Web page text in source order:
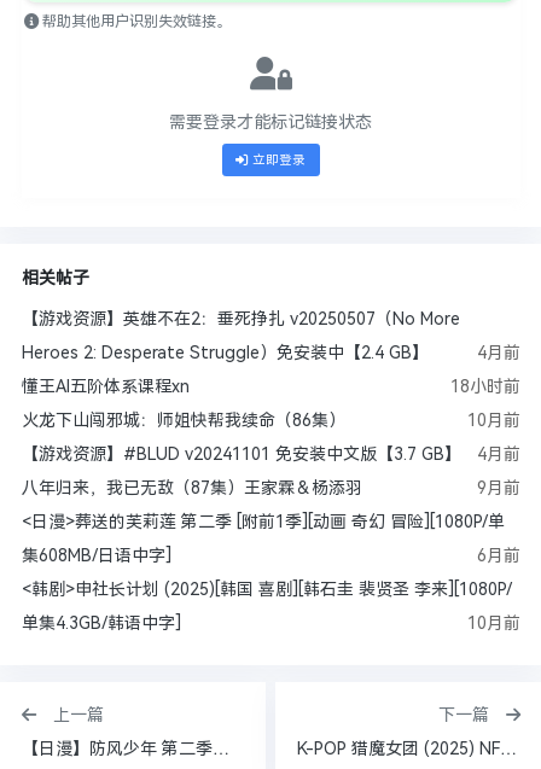
帮助其他用户识别失效链接。
需要登录才能标记链接状态
立即登录
相关帖子
【游戏资源】英雄不在2：垂死挣扎 v20250507（No More
Heroes 2: Desperate Struggle）免安装中【2.4 GB】
4月前
懂王AI五阶体系课程xn
18小时前
火龙下山闯邪城：师姐快帮我续命（86集）
10月前
【游戏资源】#BLUD v20241101 免安装中文版【3.7 GB】
4月前
八年归来，我已无敌（87集）王家霖＆杨添羽
9月前
<日漫>葬送的芙莉莲 第二季 [附前1季][动画 奇幻 冒险][1080P/单
集608MB/日语中字]
6月前
<韩剧>申社长计划 (2025)[韩国 喜剧][韩石圭 裴贤圣 李来][1080P/
单集4.3GB/韩语中字]
10月前
上一篇
【日漫】防风少年 第二季（2025）【全12集】（含S01）【校园/热血/战斗】】
下一篇
K-POP 猎魔女团 (2025) NF 1080P 内封简中 夸克网盘资源